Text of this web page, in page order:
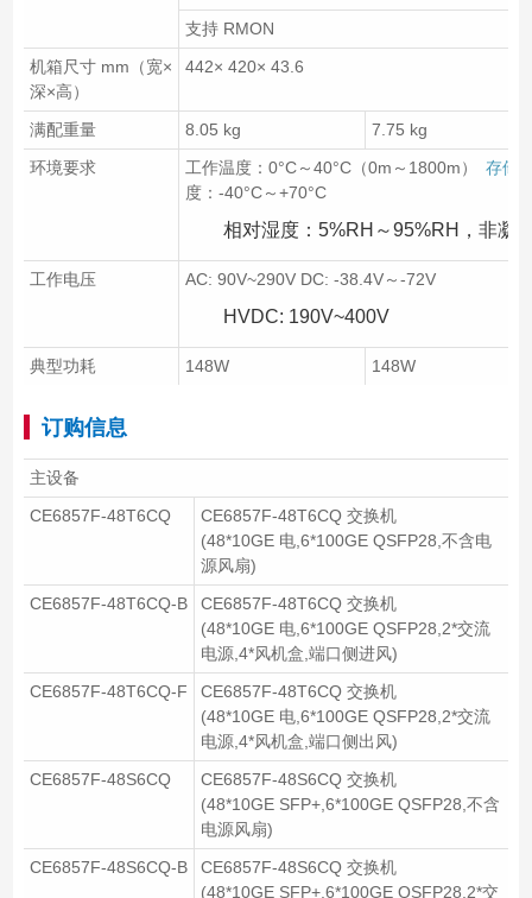
支持 RMON
机箱尺寸 mm（宽×
深×高）
442× 420× 43.6
满配重量 8.05 kg
7.75 kg
环境要求
工作温度：0°C～40°C（0m～1800m） 存储
度：-40°C～+70°C
相对湿度：5%RH～95%RH，非凝
工作电压 AC: 90V~290V DC: -38.4V～-72V
HVDC: 190V~400V
典型功耗 148W 148W
订购信息
主设备
CE6857F-48T6CQ
CE6857F-48T6CQ 交换机
(48*10GE 电,6*100GE QSFP28,不含电
源风扇)
CE6857F-48T6CQ-B
CE6857F-48T6CQ 交换机
(48*10GE 电,6*100GE QSFP28,2*交流
电源,4*风机盒,端口侧进风)
CE6857F-48T6CQ-F
CE6857F-48T6CQ 交换机
(48*10GE 电,6*100GE QSFP28,2*交流
电源,4*风机盒,端口侧出风)
CE6857F-48S6CQ
CE6857F-48S6CQ 交换机
(48*10GE SFP+,6*100GE QSFP28,不含
电源风扇)
CE6857F-48S6CQ-B
CE6857F-48S6CQ 交换机
(48*10GE SFP+,6*100GE QSFP28,2*交